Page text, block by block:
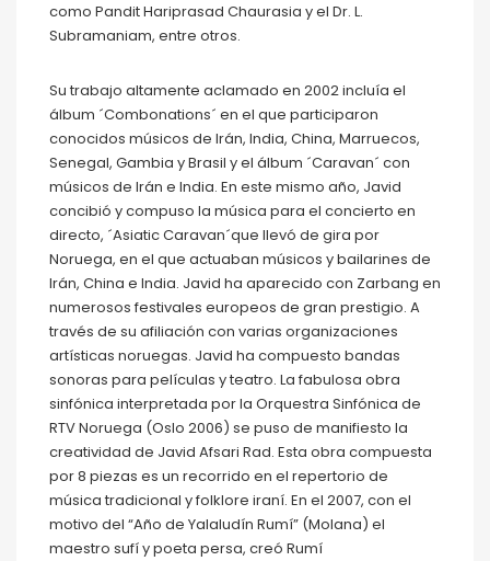
como Pandit Hariprasad Chaurasia y el Dr. L.
Subramaniam, entre otros.
Su trabajo altamente aclamado en 2002 incluía el
álbum ´Combonations´ en el que participaron
conocidos músicos de Irán, India, China, Marruecos,
Senegal, Gambia y Brasil y el álbum ´Caravan´ con
músicos de Irán e India. En este mismo año, Javid
concibió y compuso la música para el concierto en
directo, ´Asiatic Caravan´que llevó de gira por
Noruega, en el que actuaban músicos y bailarines de
Irán, China e India. Javid ha aparecido con Zarbang en
numerosos festivales europeos de gran prestigio. A
través de su afiliación con varias organizaciones
artísticas noruegas. Javid ha compuesto bandas
sonoras para películas y teatro. La fabulosa obra
sinfónica interpretada por la Orquestra Sinfónica de
RTV Noruega (Oslo 2006) se puso de manifiesto la
creatividad de Javid Afsari Rad. Esta obra compuesta
por 8 piezas es un recorrido en el repertorio de
música tradicional y folklore iraní. En el 2007, con el
motivo del “Año de Yalaludín Rumí” (Molana) el
maestro sufí y poeta persa, creó Rumí